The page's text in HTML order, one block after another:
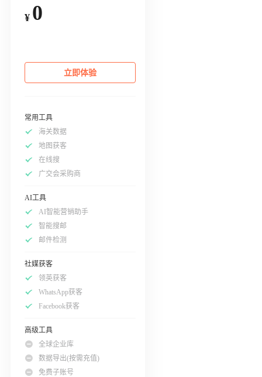
¥ 0
立即体验
常用工具
海关数据
地图获客
在线搜
广交会采购商
AI工具
AI智能营销助手
智能搜邮
邮件检测
社媒获客
领英获客
WhatsApp获客
Facebook获客
高级工具
全球企业库
数据导出(按需充值)
免费子账号